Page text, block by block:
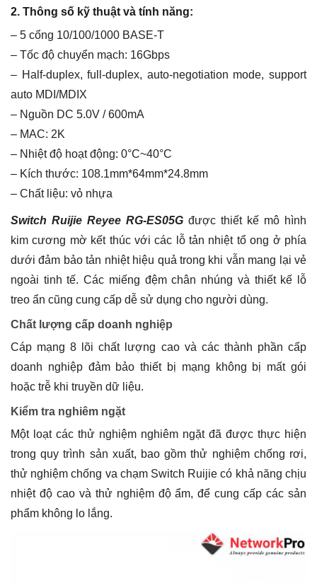
2. Thông số kỹ thuật và tính năng:
– 5 cổng 10/100/1000 BASE-T
– Tốc độ chuyển mạch: 16Gbps
– Half-duplex, full-duplex, auto-negotiation mode, support
auto MDI/MDIX
– Nguồn DC 5.0V / 600mA
– MAC: 2K
– Nhiệt độ hoạt động: 0°C~40°C
– Kích thước: 108.1mm*64mm*24.8mm
– Chất liệu: vỏ nhựa
Switch Ruijie Reyee RG-ES05G được thiết kế mô hình
kim cương mờ kết thúc với các lỗ tản nhiệt tổ ong ở phía
dưới đảm bảo tản nhiệt hiệu quả trong khi vẫn mang lại vẻ
ngoài tinh tế. Các miếng đệm chân nhúng và thiết kế lỗ
treo ẩn cũng cung cấp dễ sử dụng cho người dùng.
Chất lượng cấp doanh nghiệp
Cáp mạng 8 lõi chất lượng cao và các thành phần cấp
doanh nghiệp đảm bảo thiết bị mạng không bị mất gói
hoặc trễ khi truyền dữ liệu.
Kiểm tra nghiêm ngặt
Một loạt các thử nghiệm nghiêm ngặt đã được thực hiện
trong quy trình sản xuất, bao gồm thử nghiệm chống rơi,
thử nghiệm chống va chạm Switch Ruijie có khả năng chịu
nhiệt độ cao và thử nghiệm độ ẩm, để cung cấp các sản
phẩm không lo lắng.